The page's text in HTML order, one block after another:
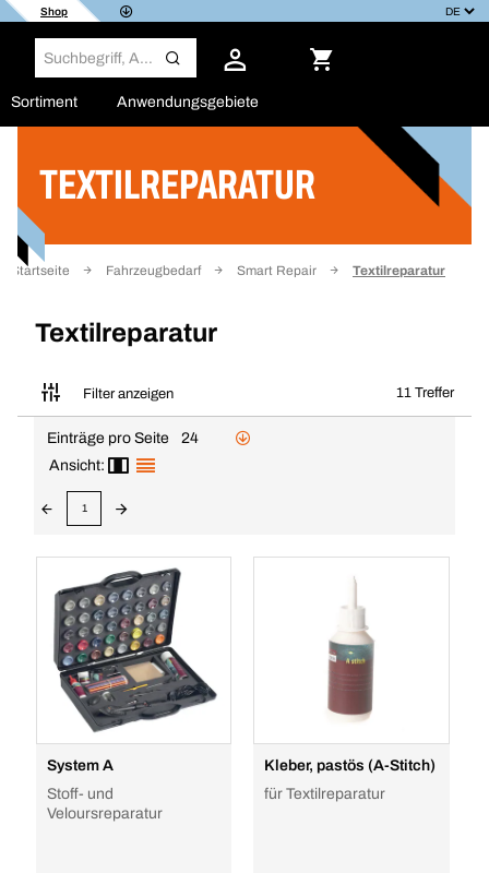
Shop
Sortiment Anwendungsgebiete
TEXTILREPARATUR
Startseite Fahrzeugbedarf Smart Repair Textilreparatur
Textilreparatur
Filter anzeigen 11 Treffer
Filter
Einträge pro Seite
24
Ansicht:
1
System A
Stoff- und
Veloursreparatur
Kleber, pastös (A-Stitch)
für Textilreparatur